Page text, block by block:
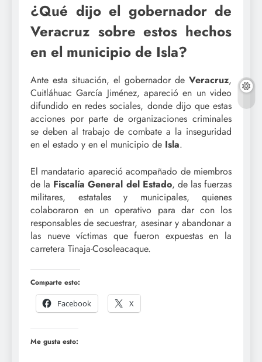
¿Qué dijo el gobernador de
Veracruz sobre estos hechos
en el municipio de Isla?
Ante esta situación, el gobernador de Veracruz,
Cuitláhuac García Jiménez, apareció en un video
difundido en redes sociales, donde dijo que estas
acciones por parte de organizaciones criminales
se deben al trabajo de combate a la inseguridad
en el estado y en el municipio de Isla.
El mandatario apareció acompañado de miembros
de la Fiscalía General del Estado, de las fuerzas
militares, estatales y municipales, quienes
colaboraron en un operativo para dar con los
responsables de secuestrar, asesinar y abandonar a
las nueve víctimas que fueron expuestas en la
carretera Tinaja-Cosoleacaque.
Comparte esto:
Facebook
X
Me gusta esto: